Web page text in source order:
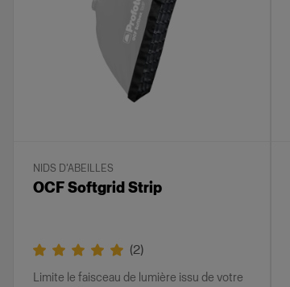
NIDS D’ABEILLES
OCF Softgrid Strip
(2)
Limite le faisceau de lumière issu de votre